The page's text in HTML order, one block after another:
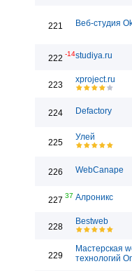
221 Веб-студия
222 -14studiya.ru
223
xproject.ru
224 Defactory
225
Улей
226 WebCanape
227 37 Алроникс
228
Bestweb
229
Мастерская
технологий